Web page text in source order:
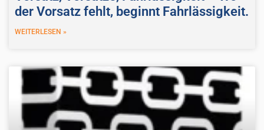
der Vorsatz fehlt, beginnt Fahrlässigkeit.
WEITERLESEN »